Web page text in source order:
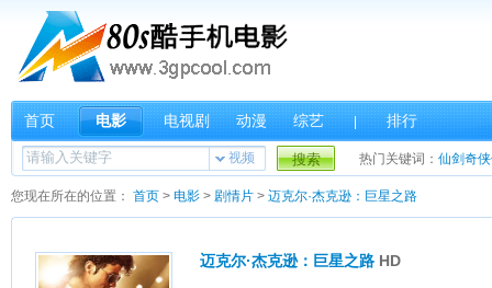
首页 电影 电视剧 动漫 综艺 排行
视频 搜索 热门关键词： 仙剑奇
您现在所在的位置： 首页 > 电影 > 剧情片 > 迈克尔·杰克逊：巨星之路
迈克尔·杰克逊：巨星之路 HD